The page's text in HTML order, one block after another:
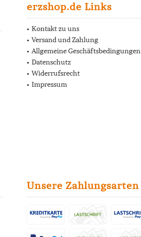
erzshop.de Links
Kontakt zu uns
Versand und Zahlung
Allgemeine Geschäftsbedingungen
Datenschutz
Widerrufsrecht
Impressum
Unsere Zahlungsarten